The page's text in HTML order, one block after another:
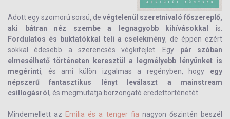
Adott egy szomorú sorsú, de végtelenül szeretnivaló főszereplő,
aki bátran néz szembe a legnagyobb kihívásokkal
is.
Fordulatos és buktatókkal teli a cselekmény, de éppen ezért
sokkal édesebb a szerencsés végkifejlet. Egy pár szóban
elmesélhető történeten keresztül a legmélyebb lényünket is
megérinti, és ami külön izgalmas a regényben, hogy egy
népszerű fantasztikus lényt leválaszt a mainstream
csillogásról , és megmutatja borzongató eredettörténetét.
Mindemellett az Emilia és a tenger fia nagyon őszintén beszél